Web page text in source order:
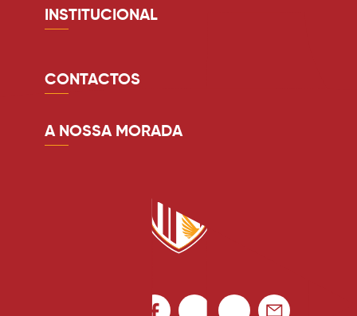
Defesa
Equipa Técnica
INSTITUCIONAL
Estádio
Documentos
CONTACTOS
A NOSSA MORADA